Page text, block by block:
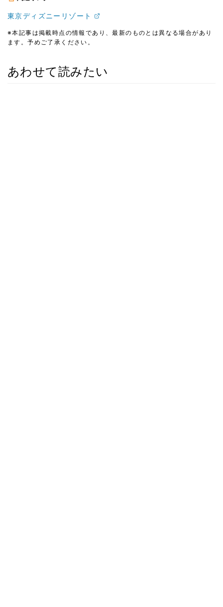
東京ディズニーリゾート
※本記事は掲載時点の情報であり、最新のものとは異なる場合があり
ます。予めご了承ください。
あわせて読みたい